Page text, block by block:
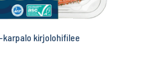
karpalo kirjolohifilee